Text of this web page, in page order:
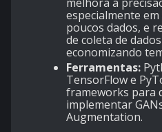
especialmente
poucos dados, e
de coleta de
economizando
Ferramentas:
TensorFlow e
frameworks para
implementar
Augmentation.